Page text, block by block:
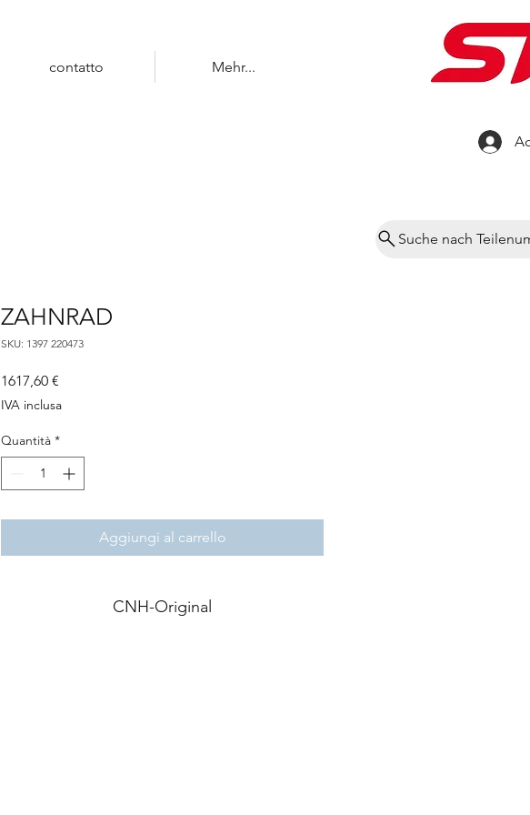
contatto Mehr...
ZAHNRAD
SKU: 1397 220473
1617,60 €
IVA inclusa
Quantità *
Aggiungi al carrello
CNH-Original
Suche nach